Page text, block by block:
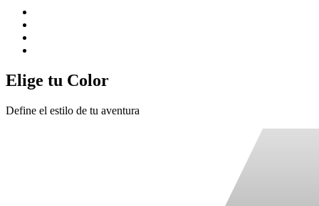
Elige tu Color
Define el estilo de tu aventura